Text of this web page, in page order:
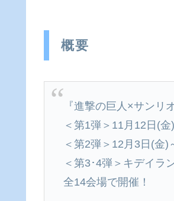
概要
『進撃の巨人×サンリ
＜第1弾＞11月12日(
＜第2弾＞12月3日(金)
＜第3･4弾＞キデイラ
全14会場で開催！